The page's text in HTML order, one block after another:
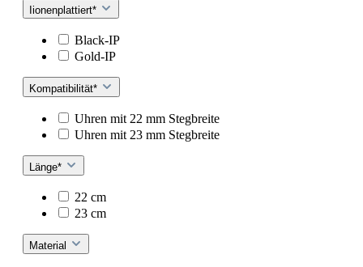
Iionenplattiert*
Black-IP
Gold-IP
Kompatibilität*
Uhren mit 22 mm Stegbreite
Uhren mit 23 mm Stegbreite
Länge*
22 cm
23 cm
Material